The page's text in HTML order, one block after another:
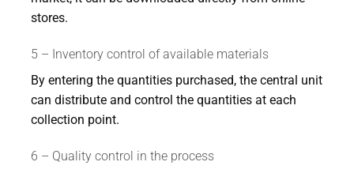
stores.
5 – Inventory control of available materials
By entering the quantities purchased, the central unit
can distribute and control the quantities at each
collection point.
6 – Quality control in the process